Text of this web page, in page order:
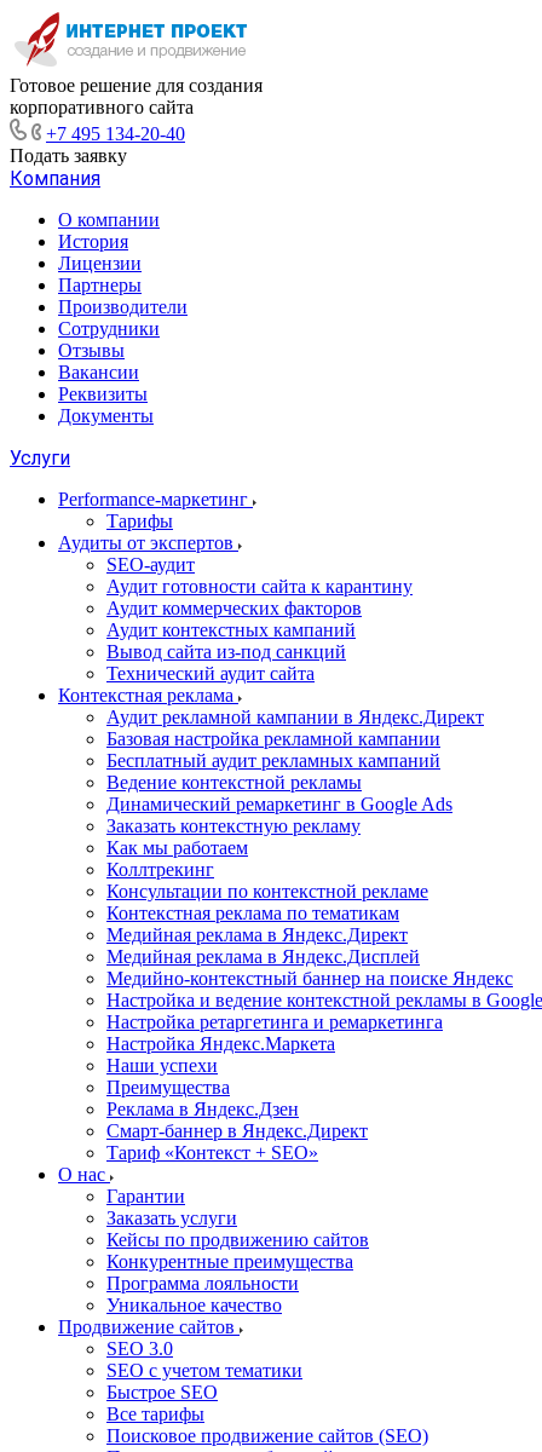
Готовое решение для создания
корпоративного сайта
+7 495 134-20-40
Подать заявку
Компания
О компании
История
Лицензии
Партнеры
Производители
Сотрудники
Отзывы
Вакансии
Реквизиты
Документы
Услуги
Performance-маркетинг
Тарифы
Аудиты от экспертов
SEO-аудит
Аудит готовности сайта к карантину
Аудит коммерческих факторов
Аудит контекстных кампаний
Вывод сайта из-под санкций
Технический аудит сайта
Контекстная реклама
Аудит рекламной кампании в Яндекс.Директ
Базовая настройка рекламной кампании
Бесплатный аудит рекламных кампаний
Ведение контекстной рекламы
Динамический ремаркетинг в Google Ads
Заказать контекстную рекламу
Как мы работаем
Коллтрекинг
Консультации по контекстной рекламе
Контекстная реклама по тематикам
Медийная реклама в Яндекс.Директ
Медийная реклама в Яндекс.Дисплей
Медийно-контекстный баннер на поиске Яндекс
Настройка и ведение контекстной рекламы в
Настройка ретаргетинга и ремаркетинга
Настройка Яндекс.Маркета
Наши успехи
Преимущества
Реклама в Яндекс.Дзен
Смарт-баннер в Яндекс.Директ
Тариф «Контекст + SEO»
О нас
Гарантии
Заказать услуги
Кейсы по продвижению сайтов
Конкурентные преимущества
Программа лояльности
Уникальное качество
Продвижение сайтов
SEO 3.0
SEO с учетом тематики
Быстрое SEO
Все тарифы
Поисковое продвижение сайтов (SEO)